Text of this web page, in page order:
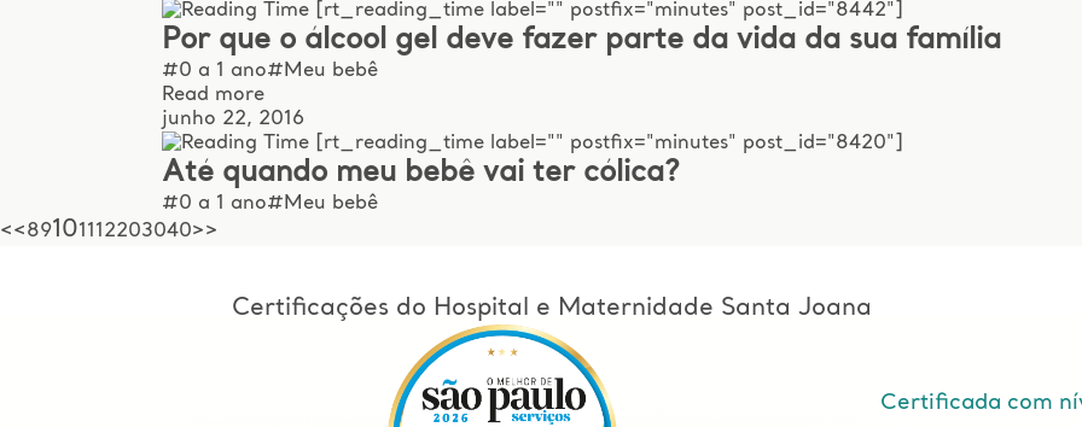
[rt_reading_time label="" postfix="minutes" post_id="8442"]
Por que o álcool gel deve fazer parte da vida da sua família
#0 a 1 ano#Meu bebê
Read more
junho 22, 2016
[rt_reading_time label="" postfix="minutes" post_id="8420"]
Até quando meu bebê vai ter cólica?
#0 a 1 ano#Meu bebê
<<891011 12203040>>
Certificações do Hospital e Maternidade Santa Joana
Certificada com